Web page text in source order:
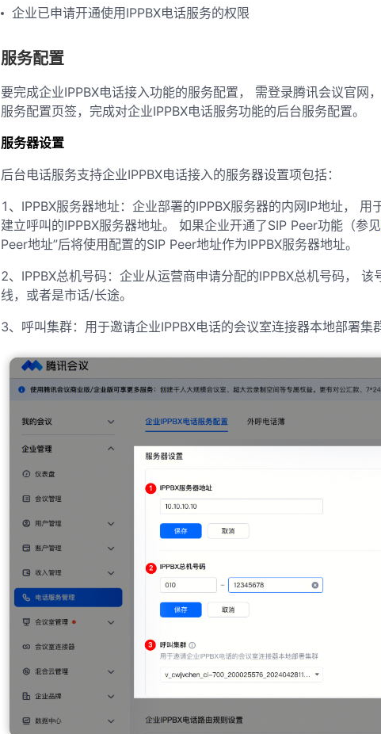
企业已申请开通使用IPPBX电话服务的权限
服务配置
要完成企业IPPBX电话接入功能的服务配置， 需登录腾讯会议官网
服务配置页签，完成对企业IPPBX电话服务功能的后台服务配置。
服务器设置
后台电话服务支持企业IPPBX电话接入的服务器设置项包括：
1、IPPBX服务器地址：企业部署的IPPBX服务器的内网IP地址，
建立呼叫的IPPBX服务器地址。 如果企业开通了SIP Peer功能（参见
Peer地址”后将使用配置的SIP Peer地址作为IPPBX服务器地址。
2、IPPBX总机号码：企业从运营商申请分配的IPPBX总机号码，
线，或者是市话/长途。
3、呼叫集群：用于邀请企业IPPBX电话的会议室连接器本地部署集